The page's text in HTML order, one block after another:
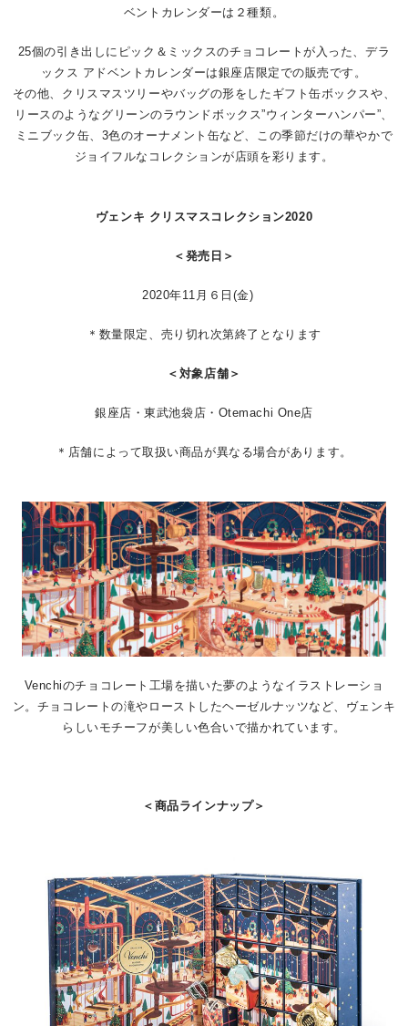
ベントカレンダーは２種類。
25個の引き出しにピック＆ミックスのチョコレートが入った、デラ
ックス アドベントカレンダーは銀座店限定での販売です。
その他、クリスマスツリーやバッグの形をしたギフト缶ボックスや、
リースのようなグリーンのラウンドボックス”ウィンターハンパー”、
ミニブック缶、3色のオーナメント缶など、この季節だけの華やかで
ジョイフルなコレクションが店頭を彩ります。
ヴェンキ クリスマスコレクション2020
＜発売日＞
2020年11月６日(金)
＊数量限定、売り切れ次第終了となります
＜対象店舗＞
銀座店・東武池袋店・Otemachi One店
＊店舗によって取扱い商品が異なる場合があります。
Venchiのチョコレート工場を描いた夢のようなイラストレーショ
ン。チョコレートの滝やローストしたヘーゼルナッツなど、ヴェンキ
らしいモチーフが美しい色合いで描かれています。
＜商品ラインナップ＞